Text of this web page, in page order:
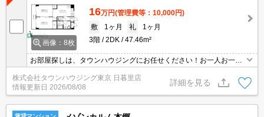
画像：8枚
16万円(管理費等：10,000円)
敷
1ヶ月 礼
1ヶ月
3階
2DK 47.46m²
お部屋探しは、タウンハウジングにお任せください！お一人お一人
様に合ったお部屋をお探し致します。分からないことは何でもご相
談くださいませ。
株式会社タウンハウジング東京 日暮里店
情報更新日 2026/08/08
詳細を見る